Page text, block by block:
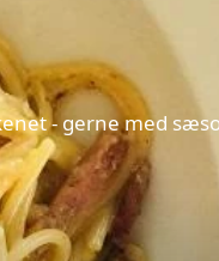
- gerne med